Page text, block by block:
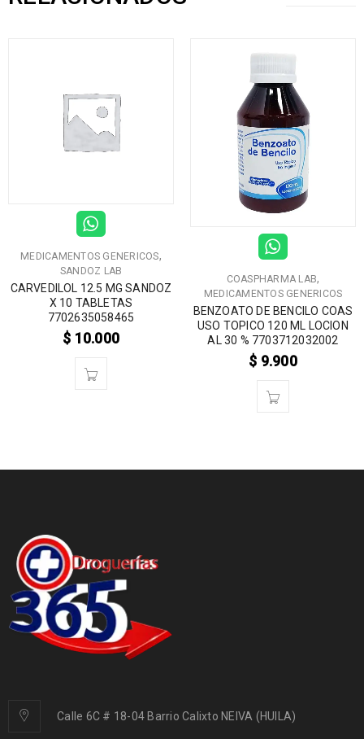
MEDICAMENTOS GENERICOS,
SANDOZ LAB
CARVEDILOL 12.5 MG SANDOZ
X 10 TABLETAS
7702635058465
$ 10.000
COASPHARMA LAB,
MEDICAMENTOS GENERICOS
BENZOATO DE BENCILO COAS
USO TOPICO 120 ML LOCION
AL 30 % 7703712032002
$ 9.900
Calle 6C # 18-04 Barrio Calixto NEIVA (HUILA)